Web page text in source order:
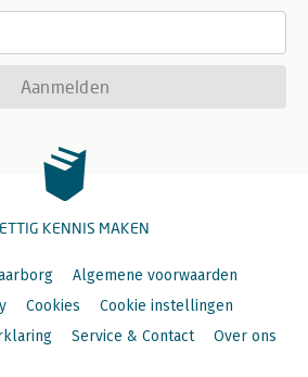
Aanmelden
KENNIS MAKEN
Algemene voorwaarden
Cookies
Cookie instellingen
Service & Contact Over ons